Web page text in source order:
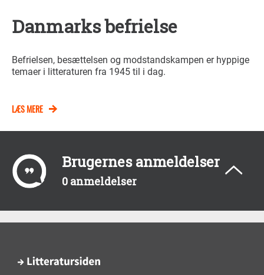
Danmarks befrielse
Befrielsen, besættelsen og modstandskampen er hyppige
temaer i litteraturen fra 1945 til i dag.
LÆS MERE
Brugernes anmeldelser
0 anmeldelser